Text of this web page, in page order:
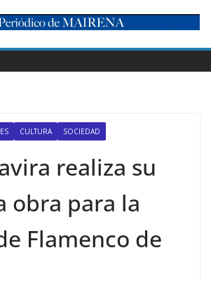
CULTURA SOCIEDAD
realiza su
obra para la
Flamenco de